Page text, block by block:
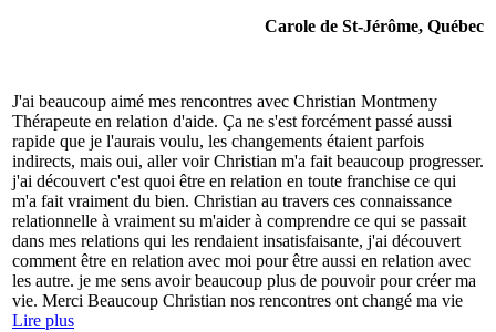
Carole de St-Jérôme, Québec
J'ai beaucoup aimé mes rencontres avec Christian Montmeny
Thérapeute en relation d'aide. Ça ne s'est forcément passé aussi
rapide que je l'aurais voulu, les changements étaient parfois
indirects, mais oui, aller voir Christian m'a fait beaucoup progresser.
j'ai découvert c'est quoi être en relation en toute franchise ce qui
m'a fait vraiment du bien. Christian au travers ces connaissance
relationnelle à vraiment su m'aider à comprendre ce qui se passait
dans mes relations qui les rendaient insatisfaisante, j'ai découvert
comment être en relation avec moi pour être aussi en relation avec
les autre. je me sens avoir beaucoup plus de pouvoir pour créer ma
vie. Merci Beaucoup Christian nos rencontres ont changé ma vie
Lire plus